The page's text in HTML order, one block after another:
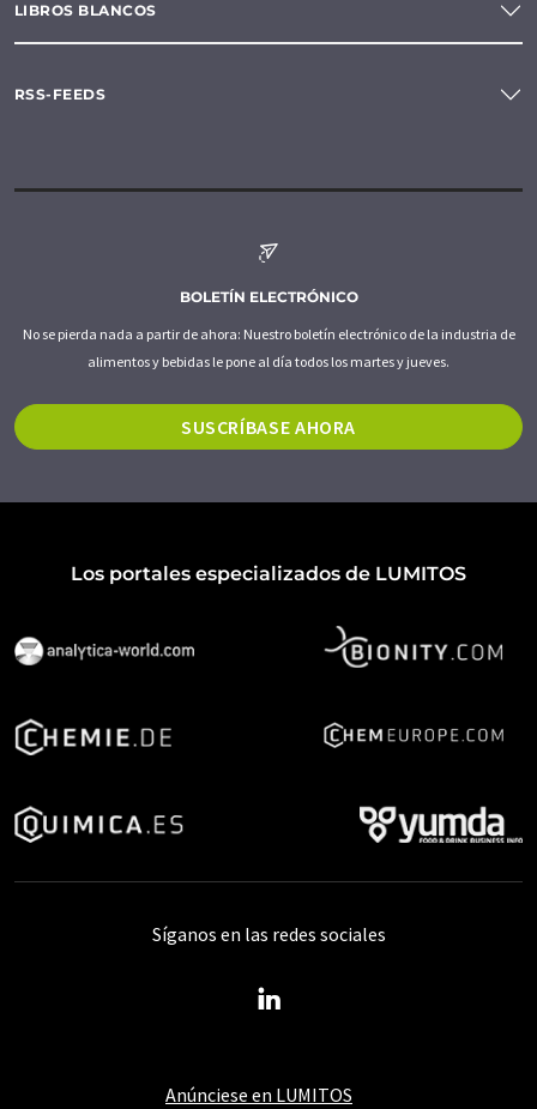
LIBROS BLANCOS
RSS-FEEDS
BOLETÍN ELECTRÓNICO
No se pierda nada a partir de ahora: Nuestro boletín electrónico de la industria de
alimentos y bebidas le pone al día todos los martes y jueves.
SUSCRÍBASE AHORA
Los portales especializados de LUMITOS
Anúnciese en LUMITOS
Síganos en las redes sociales